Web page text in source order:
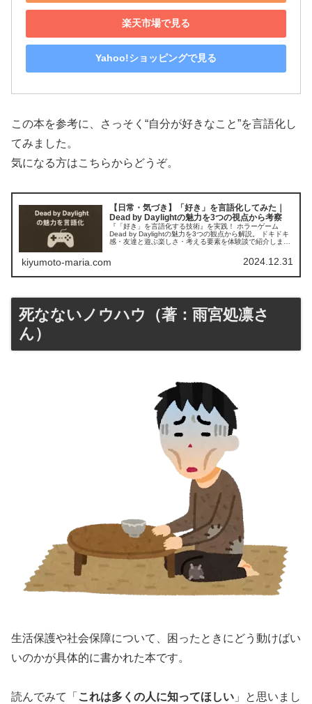
楽天市場で見る
Yahoo!ショッピングで見る
この本を参考に、さっそく“自分が好きなこと”を言語化し
てみました。
気になる方はこちらからどうぞ。
【日常・気づき】「好き」を言語化してみた｜
Dead by Daylightの魅力を3つの視点から考察
『「好き」を言語化する技術』を実践！ ホラーゲーム
Dead by Daylightの魅力を3つの観点から解説。 ドキドキ
感・友達と遊ぶ楽しさ・考える要素を体験談で紹介しま
kiyumoto-maria.com 2024.12.31
死なないノウハウ（著：雨宮処凛さ
ん）
生活保護や社会保障について、困ったときにどう動けばい
いのかが具体的に書かれた本です。
読んでみて「 これは多くの人に知ってほしい 」と思いまし